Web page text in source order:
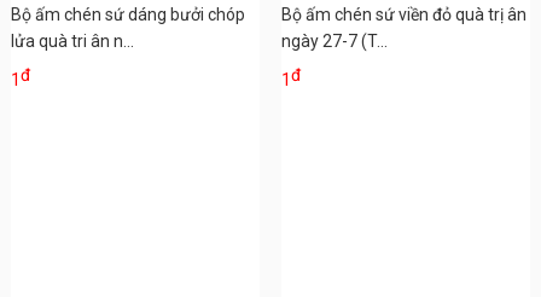
Bộ ấm chén sứ dáng bưởi chóp
lửa quà tri ân n...
1đ
Bộ ấm chén sứ viền đỏ quà trị ân
ngày 27-7 (T...
1đ